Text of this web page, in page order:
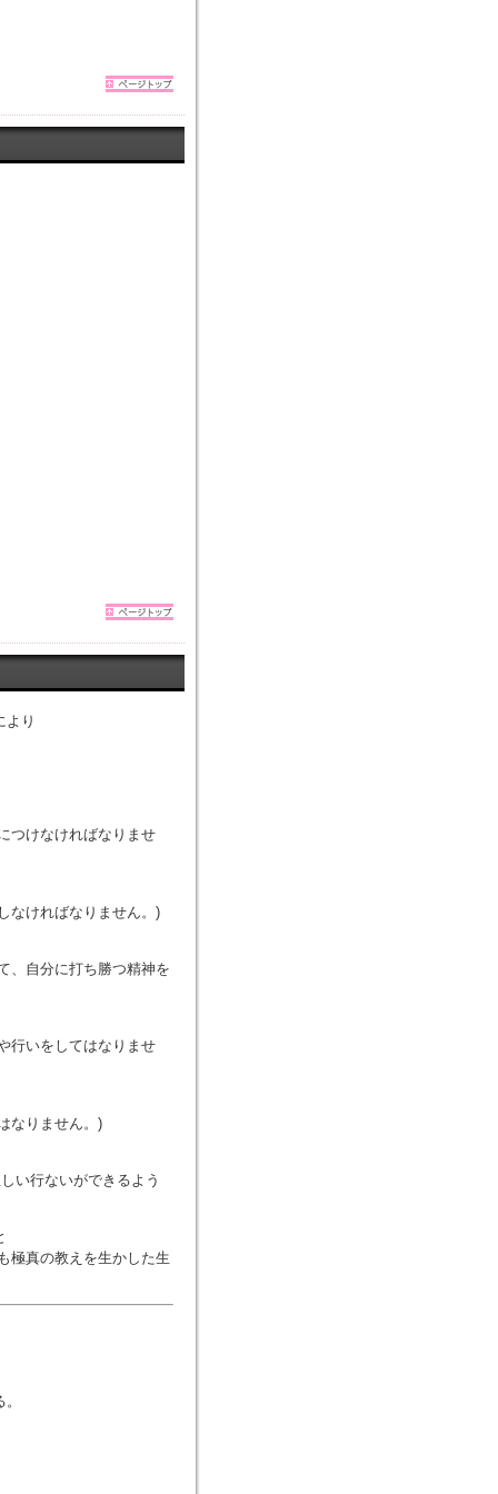
より
つけなければなりませ
なければなりません。)
、自分に打ち勝つ精神を
行いをしてはなりませ
なりません。)
い行ないができるよう
極真の教えを生かした生